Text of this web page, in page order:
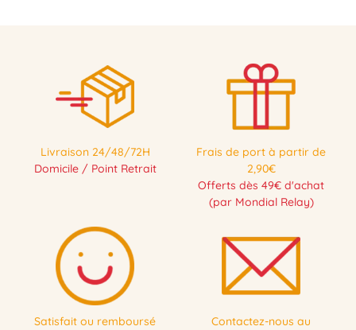
Livraison 24/48/72H
Domicile / Point Retrait
Frais de port à partir de
2,90€
Offerts dès 49€ d'achat
(par Mondial Relay)
Satisfait ou remboursé
Contactez-nous au